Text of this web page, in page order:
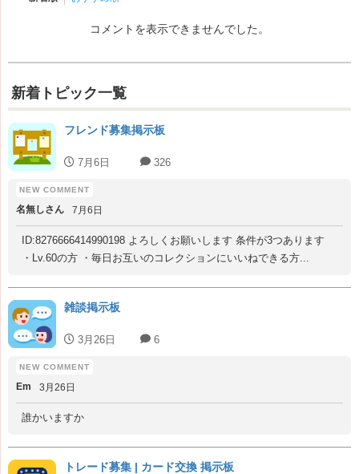
コメントを表示できませんでした。
新着トピック一覧
フレンド募集掲示板
7月6日 326
名無しさん 7月6日
ID:8276666414990198 よろしくお願いします 条件が3つあります
・Lv.60の方 ・毎日お互いのコレクションにいいねできる方...
雑談掲示板
3月26日 6
Em 3月26日
誰かいますか
トレード募集 | カード交換 掲示板